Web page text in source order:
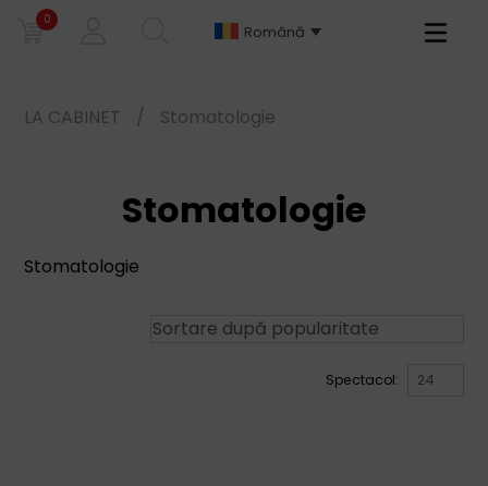
0
Română
Primary
LA CABINET / Stomatologie
Stomatologie
Stomatologie
Spectacol: